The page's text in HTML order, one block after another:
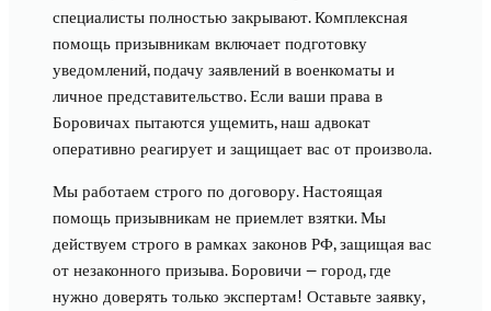
специалисты полностью закрывают. Комплексная
помощь призывникам включает подготовку
уведомлений, подачу заявлений в военкоматы и
личное представительство. Если ваши права в
Боровичах пытаются ущемить, наш адвокат
оперативно реагирует и защищает вас от произвола.
Мы работаем строго по договору. Настоящая
помощь призывникам не приемлет взятки. Мы
действуем строго в рамках законов РФ, защищая вас
от незаконного призыва. Боровичи — город, где
нужно доверять только экспертам! Оставьте заявку,